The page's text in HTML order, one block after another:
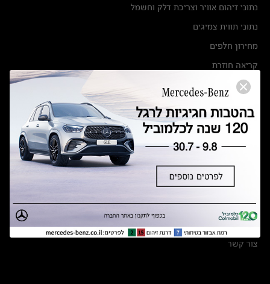
נתוני זיהום אוויר וצריכת דלק וחשמל
נתוני תווית צמיגים
מחירון חלפים
קריאה חוזרת
הודעה על הטבות לרכבי מרצדס בהסדר פשרה בתצ 56447-02-19
תקנון ימי מכירות 120 לכלמוביל
מצאו אותנו
אולמות תצוגה
מרכזי שירות
צור קשר